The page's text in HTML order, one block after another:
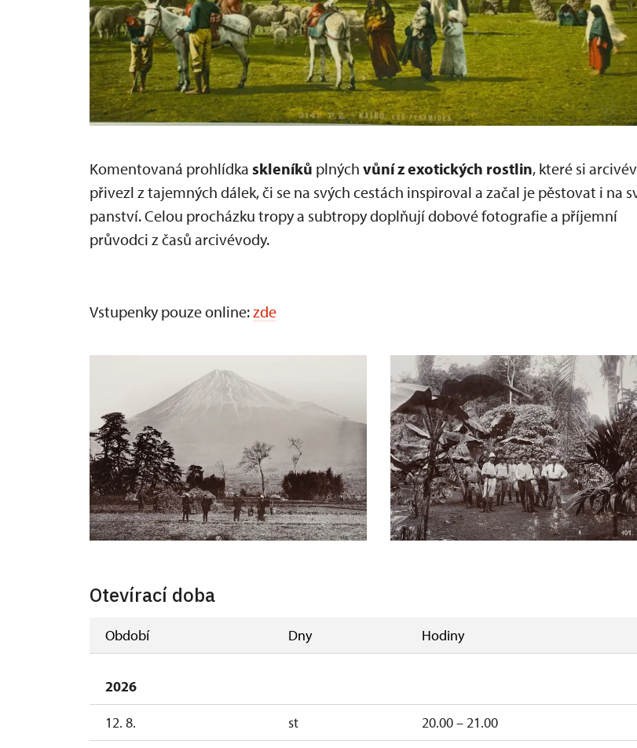
Komentovaná prohlídka skleníků plných vůní z exotických rostlin, které si
přivezl z tajemných dálek, či se na svých cestách inspiroval a začal je pěstovat i na
panství. Celou procházku tropy a subtropy doplňují dobové fotografie a příjemní
průvodci z časů arcivévody.
Vstupenky pouze online:zde
Otevírací doba
Období Dny Hodiny
2026
12. 8.
st
20.00 – 21.00